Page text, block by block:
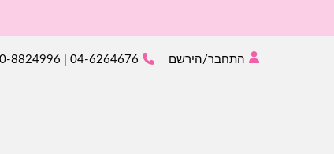
התחבר/הירשם 04-6264676 | 050-8824996